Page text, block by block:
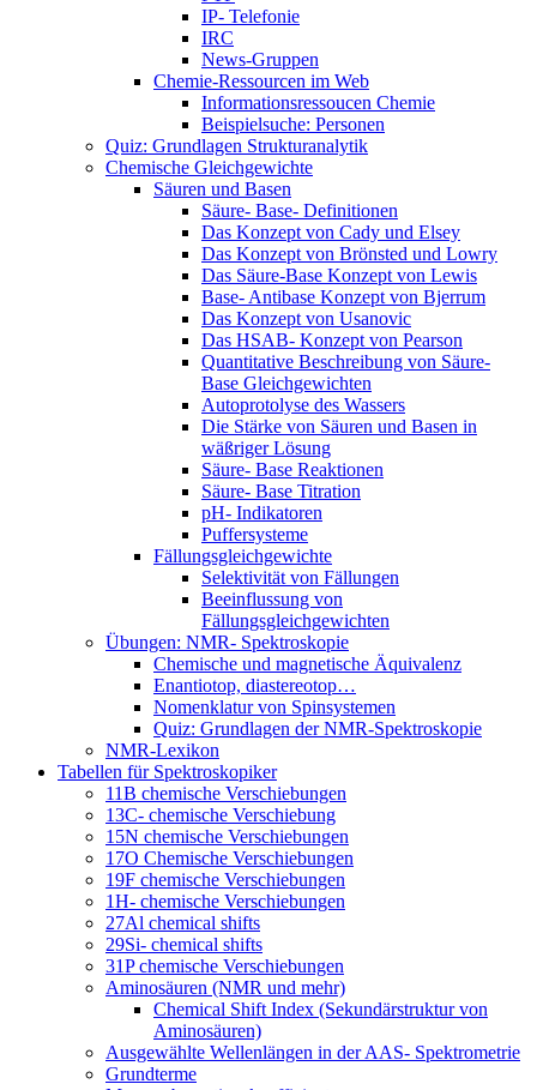
IP- Telefonie
IRC
News-Gruppen
Chemie-Ressourcen im Web
Informationsressoucen Chemie
Beispielsuche: Personen
Quiz: Grundlagen Strukturanalytik
Chemische Gleichgewichte
Säuren und Basen
Säure- Base- Definitionen
Das Konzept von Cady und Elsey
Das Konzept von Brönsted und Lowry
Das Säure-Base Konzept von Lewis
Base- Antibase Konzept von Bjerrum
Das Konzept von Usanovic
Das HSAB- Konzept von Pearson
Quantitative Beschreibung von Säure-
Base Gleichgewichten
Autoprotolyse des Wassers
Die Stärke von Säuren und Basen in
wäßriger Lösung
Säure- Base Reaktionen
Säure- Base Titration
pH- Indikatoren
Puffersysteme
Fällungsgleichgewichte
Selektivität von Fällungen
Beeinflussung von
Fällungsgleichgewichten
Übungen: NMR- Spektroskopie
Chemische und magnetische Äquivalenz
Enantiotop, diastereotop…
Nomenklatur von Spinsystemen
Quiz: Grundlagen der NMR-Spektroskopie
NMR-Lexikon
Tabellen für Spektroskopiker
11B chemische Verschiebungen
13C- chemische Verschiebung
15N chemische Verschiebungen
17O Chemische Verschiebungen
19F chemische Verschiebungen
1H- chemische Verschiebungen
27Al chemical shifts
29Si- chemical shifts
31P chemische Verschiebungen
Aminosäuren (NMR und mehr)
Chemical Shift Index (Sekundärstruktur von
Aminosäuren)
Ausgewählte Wellenlängen in der AAS- Spektrometrie
Grundterme